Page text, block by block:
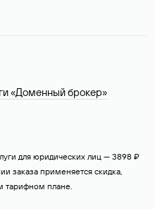
«Доменный брокер»
для юридических лиц — 3898 ₽
заказа применяется скидка,
тарифном плане.